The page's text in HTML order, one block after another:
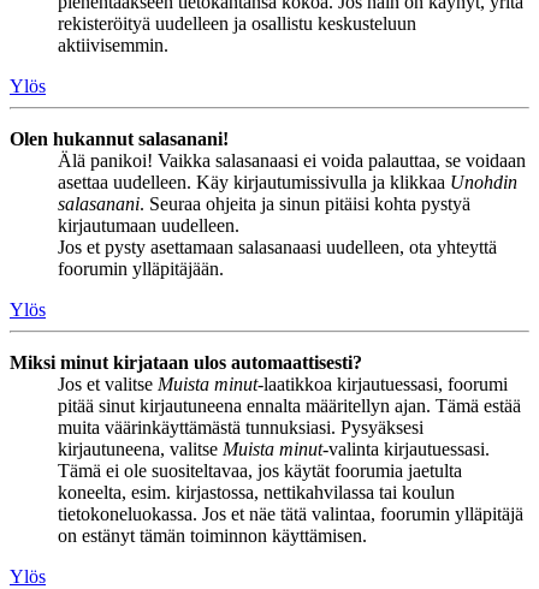
rekisteröityä uudelleen ja osallistu keskusteluun
aktiivisemmin.
Ylös
Olen hukannut salasanani!
Älä panikoi! Vaikka salasanaasi ei voida palauttaa, se voidaan
asettaa uudelleen. Käy kirjautumissivulla ja klikkaa Unohdin
salasanani. Seuraa ohjeita ja sinun pitäisi kohta pystyä
kirjautumaan uudelleen.
Jos et pysty asettamaan salasanaasi uudelleen, ota yhteyttä
foorumin ylläpitäjään.
Ylös
Miksi minut kirjataan ulos automaattisesti?
Jos et valitse Muista minut-laatikkoa kirjautuessasi, foorumi
pitää sinut kirjautuneena ennalta määritellyn ajan. Tämä estää
muita väärinkäyttämästä tunnuksiasi. Pysyäksesi
kirjautuneena, valitse Muista minut-valinta kirjautuessasi.
Tämä ei ole suositeltavaa, jos käytät foorumia jaetulta
koneelta, esim. kirjastossa, nettikahvilassa tai koulun
tietokoneluokassa. Jos et näe tätä valintaa, foorumin ylläpitäjä
on estänyt tämän toiminnon käyttämisen.
Ylös